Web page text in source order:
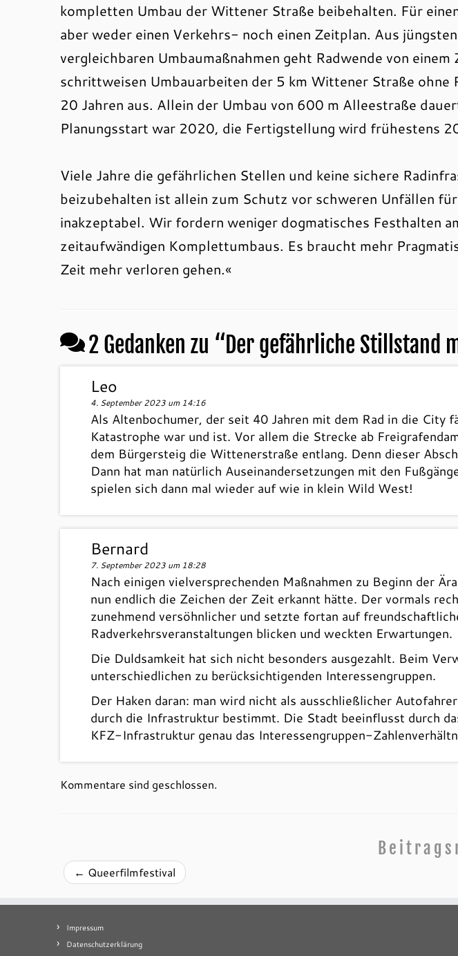
kompletten Umbau der Wittener Straße beibehalten. Für
aber weder einen Verkehrs- noch einen Zeitplan. Aus
vergleichbaren Umbaumaßnahmen geht Radwende von
schrittweisen Umbauarbeiten der 5 km Wittener Straße ohne
20 Jahren aus. Allein der Umbau von 600 m Alleestraße
Planungsstart war 2020, die Fertigstellung wird frühestens
Viele Jahre die gefährlichen Stellen und keine sichere
beizubehalten ist allein zum Schutz vor schweren Unfällen
inakzeptabel. Wir fordern weniger dogmatisches Festhalten
zeitaufwändigen Komplettumbaus. Es braucht mehr
Zeit mehr verloren gehen.«
2 Gedanken zu “Der gefährliche Stillstand
Leo
4. September 2023 um 14:16
Als Altenbochumer, der seit 40 Jahren mit dem Rad in die City
Katastrophe war und ist. Vor allem die Strecke ab
dem Bürgersteig die Wittenerstraße entlang. Denn dieser
Dann hat man natürlich Auseinandersetzungen mit den
spielen sich dann mal wieder auf wie in klein Wild West!
Bernard
7. September 2023 um 18:28
Nach einigen vielversprechenden Maßnahmen zu Beginn der
nun endlich die Zeichen der Zeit erkannt hätte. Der vormals
zunehmend versöhnlicher und setzte fortan auf
Radverkehrsveranstaltungen blicken und weckten Erwartungen.
Die Duldsamkeit hat sich nicht besonders ausgezahlt. Beim
unterschiedlichen zu berücksichtigenden Interessengruppen.
Der Haken daran: man wird nicht als ausschließlicher
durch die Infrastruktur bestimmt. Die Stadt beeinflusst durch
KFZ-Infrastruktur genau das Interessengruppen-
Kommentare sind geschlossen.
← Queerfilmfestival
Impressum
Datenschutzerklärung